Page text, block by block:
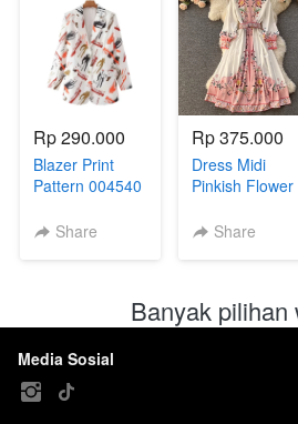
Rp 290.000
Blazer Print
Pattern 004540
Share
Rp 375.000
Dress Midi
Pinkish Flower
Share
Banyak pilihan
Media Sosial